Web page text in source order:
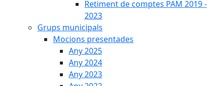
Retiment de comptes PAM 2019 -
2023
Grups municipals
Mocions presentades
Any 2025
Any 2024
Any 2023